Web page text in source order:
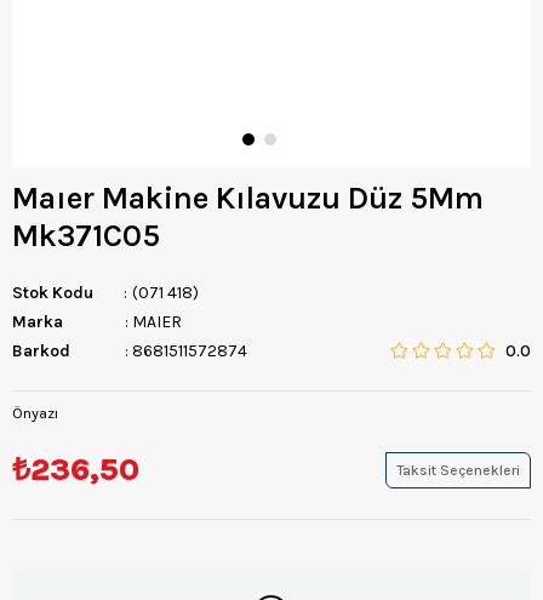
Maıer Makine Kılavuzu Düz 5Mm
Mk371C05
Stok Kodu
(071 418)
Marka
: MAIER
Barkod
: 8681511572874 0.0
Önyazı
₺236,50 Taksit Seçenekleri